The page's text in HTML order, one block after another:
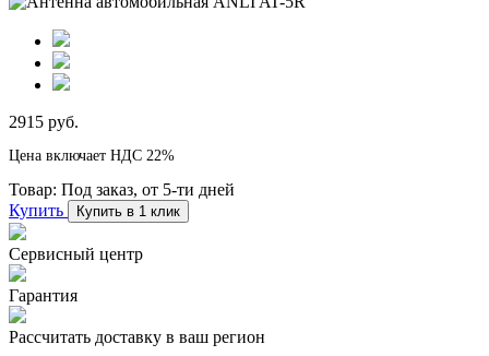
2915 руб.
Цена включает НДС 22%
Товар: Под заказ, от 5-ти дней
Купить
Купить в 1 клик
Сервисный центр
Гарантия
Рассчитать доставку в ваш регион